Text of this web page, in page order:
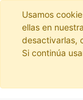
Usamos
ellas en nuestra
desactivarlas,
Si continúa